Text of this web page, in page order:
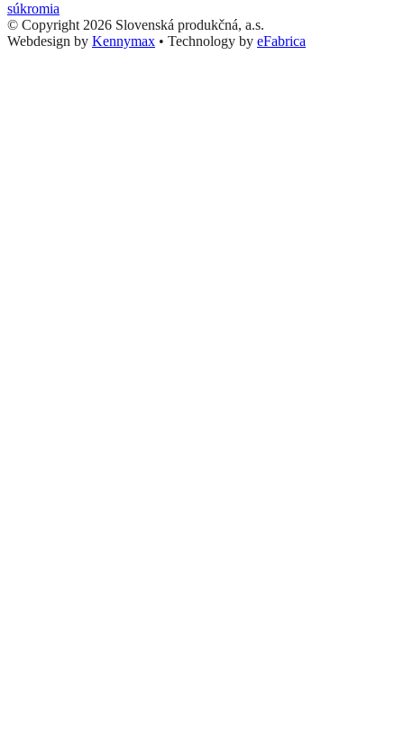
súkromia
© Copyright 2026 Slovenská produkčná, a.s.
Webdesign by Kennymax • Technology by eFabrica